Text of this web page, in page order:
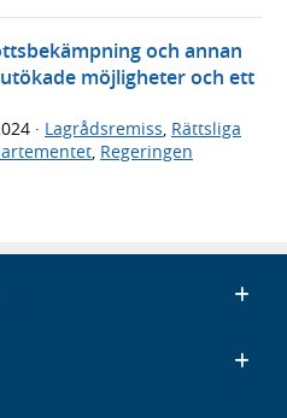
och annan
möjligheter och ett
· Lagrådsremiss Rättsliga
Regeringen